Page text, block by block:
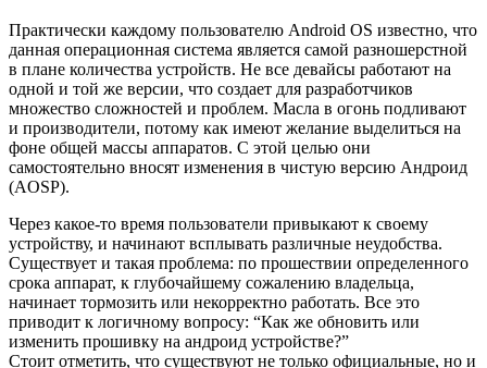
Практически каждому пользователю Android OS известно, что
данная операционная система является самой разношерстной
в плане количества устройств. Не все девайсы работают на
одной и той же версии, что создает для разработчиков
множество сложностей и проблем. Масла в огонь подливают
и производители, потому как имеют желание выделиться на
фоне общей массы аппаратов. С этой целью они
самостоятельно вносят изменения в чистую версию Андроид
(AOSP).
Через какое-то время пользователи привыкают к своему
устройству, и начинают всплывать различные неудобства.
Существует и такая проблема: по прошествии определенного
срока аппарат, к глубочайшему сожалению владельца,
начинает тормозить или некорректно работать. Все это
приводит к логичному вопросу: “Как же обновить или
изменить прошивку на андроид устройстве?”
Стоит отметить, что существуют не только официальные, но и